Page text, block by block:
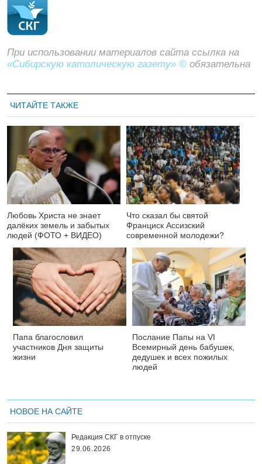
При использовании материалов сайта ссылка на
«Сибирскую католическую газету» © обязательна
ЧИТАЙТЕ ТАКЖЕ
Любовь Христа не знает
далёких земель и забытых
людей (ФОТО + ВИДЕО)
Что сказал бы святой
Франциск Ассизский
современной молодежи?
Папа благословил
участников Дня защиты
жизни
Послание Папы на VI
Всемирный день бабушек,
дедушек и всех пожилых
людей
НОВОЕ НА САЙТЕ
Редакция СКГ в отпуске
29.06.2026